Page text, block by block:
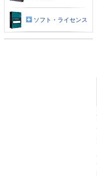
ソフト・ライセンス